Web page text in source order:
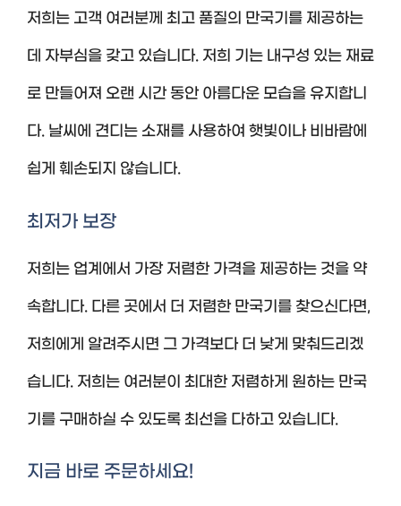
저희는 고객 여러분께 최고 품질의 만국기를 제공하는
데 자부심을 갖고 있습니다. 저희 기는 내구성 있는 재료
로 만들어져 오랜 시간 동안 아름다운 모습을 유지합니
다. 날씨에 견디는 소재를 사용하여 햇빛이나 비바람에
쉽게 훼손되지 않습니다.
최저가 보장
저희는 업계에서 가장 저렴한 가격을 제공하는 것을 약
속합니다. 다른 곳에서 더 저렴한 만국기를 찾으신다면,
저희에게 알려주시면 그 가격보다 더 낮게 맞춰드리겠
습니다. 저희는 여러분이 최대한 저렴하게 원하는 만국
기를 구매하실 수 있도록 최선을 다하고 있습니다.
지금 바로 주문하세요!